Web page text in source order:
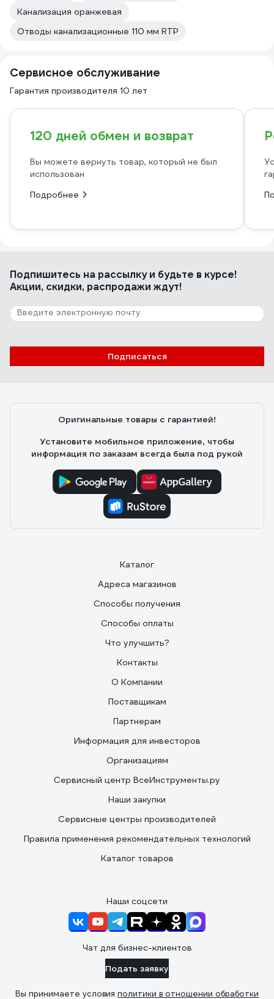
Канализация оранжевая
Отводы канализационные 110 мм RTP
Сервисное обслуживание
Гарантия производителя 10 лет
120 дней обмен и возврат
Вы можете вернуть товар, который не был
использован
Подробнее
Подпишитесь на рассылкуи будьте в курсе!
Акции, скидки, распродажи ждут!
Подписаться
Оригинальные товары с гарантией!
Установите мобильное приложение, чтобы
информация по заказам всегда была под рукой
Каталог
Адреса магазинов
Способы получения
Способы оплаты
Что улучшить?
Контакты
О Компании
Поставщикам
Партнерам
Информация для инвесторов
Организациям
Сервисный центр ВсеИнструменты.ру
Наши закупки
Сервисные центры производителей
Правила применения рекомендательных технологий
Каталог товаров
Наши соцсети
Чат для бизнес-клиентов
Подать заявку
Вы принимаете условия политики в отношении обработки